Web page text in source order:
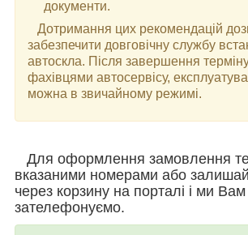
документи.
Дотримання цих рекомендацій
забезпечити довговічну службу
автоскла. Після завершення
фахівцями автосервісу,
можна в звичайному режимі.
Для оформлення замовлення
вказаними номерами або
через корзину на порталі і ми
зателефонуємо.